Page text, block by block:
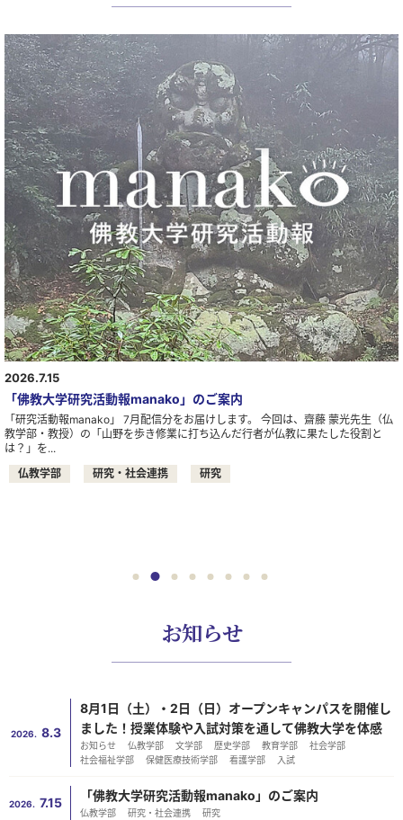
2026.7.15
「佛教大学研究活動報manako」のご案内
「研究活動報manako」 7月配信分をお届けします。 今回は、齋藤 蒙光先生（仏
教学部・教授）の「山野を歩き修業に打ち込んだ行者が仏教に果たした役割と
は？」を...
仏教学部
研究・社会連携 研究
お知らせ
2026. 8.3
8月1日（土）・2日（日）オープンキャンパスを開催し
ました！授業体験や入試対策を通して佛教大学を体感
お知らせ 仏教学部 文学部 歴史学部 教育学部
社会学部
社会福祉学部
保健医療技術学部 看護学部 入試
2026. 7.15 「佛教大学研究活動報manako」のご案内
仏教学部 研究・社会連携 研究